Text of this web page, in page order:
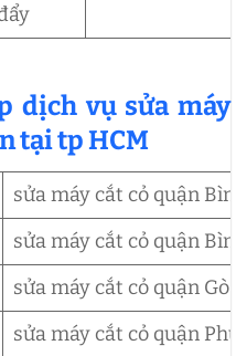
dịch vụ sửa máy
tại tp HCM
sửa máy cắt cỏ quận
sửa máy cắt cỏ quận
sửa máy cắt cỏ quận Gò
sửa máy cắt cỏ quận